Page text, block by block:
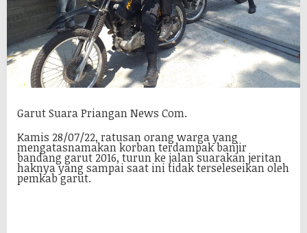
Garut Suara Priangan News Com.
Kamis 28/07/22, ratusan orang warga yang
mengatasnamakan korban terdampak banjir
bandang garut 2016, turun ke jalan suarakan jeritan
haknya yang sampai saat ini tidak terseleseikan oleh
pemkab garut.